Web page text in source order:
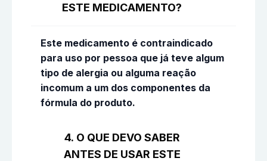
ESTE MEDICAMENTO?
Este medicamento é contraindicado
para uso por pessoa que já teve algum
tipo de alergia ou alguma reação
incomum a um dos componentes da
fórmula do produto.
4. O QUE DEVO SABER
ANTES DE USAR ESTE